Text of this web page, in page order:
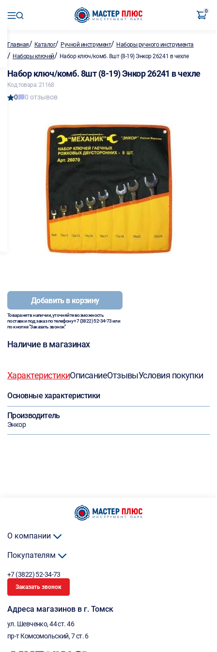
0
Главная/ Каталог/ Ручной инструмент/ Наборы ручного инструмента
/ Наборы ключей/ Набор ключ/комб. 8шт (8-19) Энкор 26241 в чехле
Набор ключ/комб. 8шт (8-19) Энкор 26241 в чехле
Код товара: 21168
0 0 отзывов
Добавить в корзину
Товара нет в наличии, уточняйте возможность
поставки под заказ по телефону+7 (3822) 52-34-73или
по кнопке "Заказать звонок"
Наличие в магазинах
ХарактеристикиОписаниеОтзывыУсловия покупки
Основные характеристики
Производитель
Энкор
О компании
Покупателям
+7 (3822) 52-34-73
Заказать звонок
Адреса магазинов в г. Томск
ул. Шевченко, 44 ст. 46
пр-т Комсомольский, 7 ст. 6